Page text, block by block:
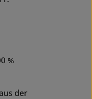
%
der